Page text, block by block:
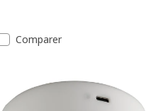
Comparer